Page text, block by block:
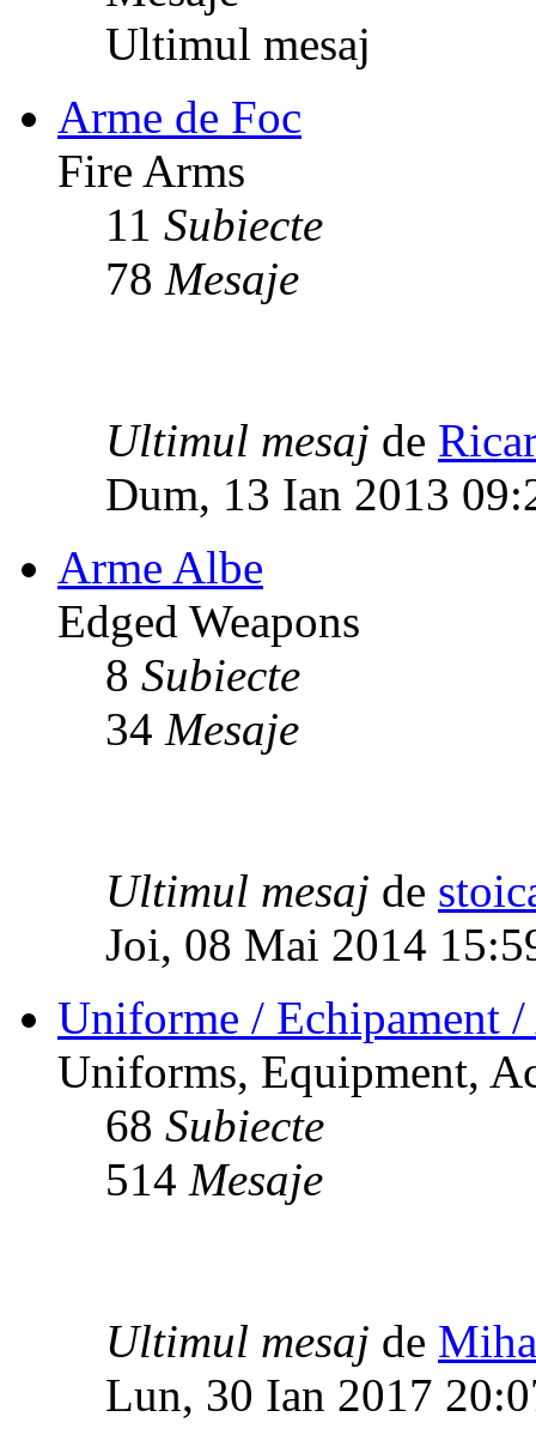
Ultimul mesaj
Arme de Foc
Fire Arms
11 Subiecte
78 Mesaje
Ultimul mesaj de
Dum, 13 Ian 2013
Arme Albe
Edged Weapons
8 Subiecte
34 Mesaje
Ultimul mesaj de
Joi, 08 Mai 2014
Uniforme / Echipament
Uniforms, Equipment,
68 Subiecte
514 Mesaje
Ultimul mesaj de
Lun, 30 Ian 2017